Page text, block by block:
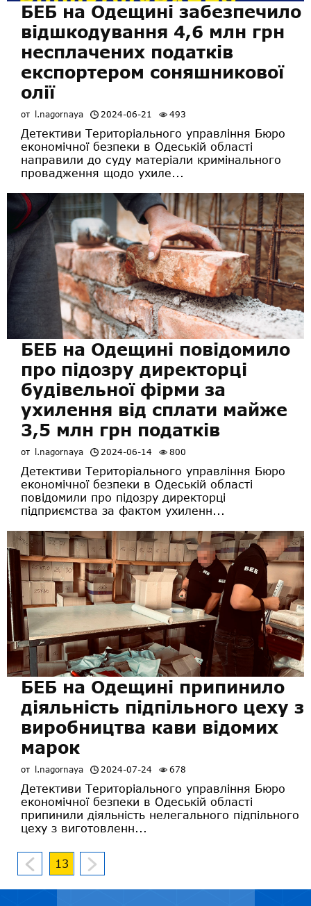
БЕБ на Одещині забезпечило
відшкодування 4,6 млн грн
несплачених податків
експортером соняшникової
олії
от l.nagornaya 2024-06-21 493
Детективи Територіального управління Бюро
економічної безпеки в Одеській області
направили до суду матеріали кримінального
провадження щодо ухиле...
БЕБ на Одещині повідомило
про підозру директорці
будівельної фірми за
ухилення від сплати майже
3,5 млн грн податків
от l.nagornaya 2024-06-14 800
Детективи Територіального управління Бюро
економічної безпеки в Одеській області
повідомили про підозру директорці
підприємства за фактом ухиленн...
БЕБ на Одещині припинило
діяльність підпільного цеху з
виробництва кави відомих
марок
от l.nagornaya 2024-07-24 678
Детективи Територіального управління Бюро
економічної безпеки в Одеській області
припинили діяльність нелегального підпільного
цеху з виготовленн...
13